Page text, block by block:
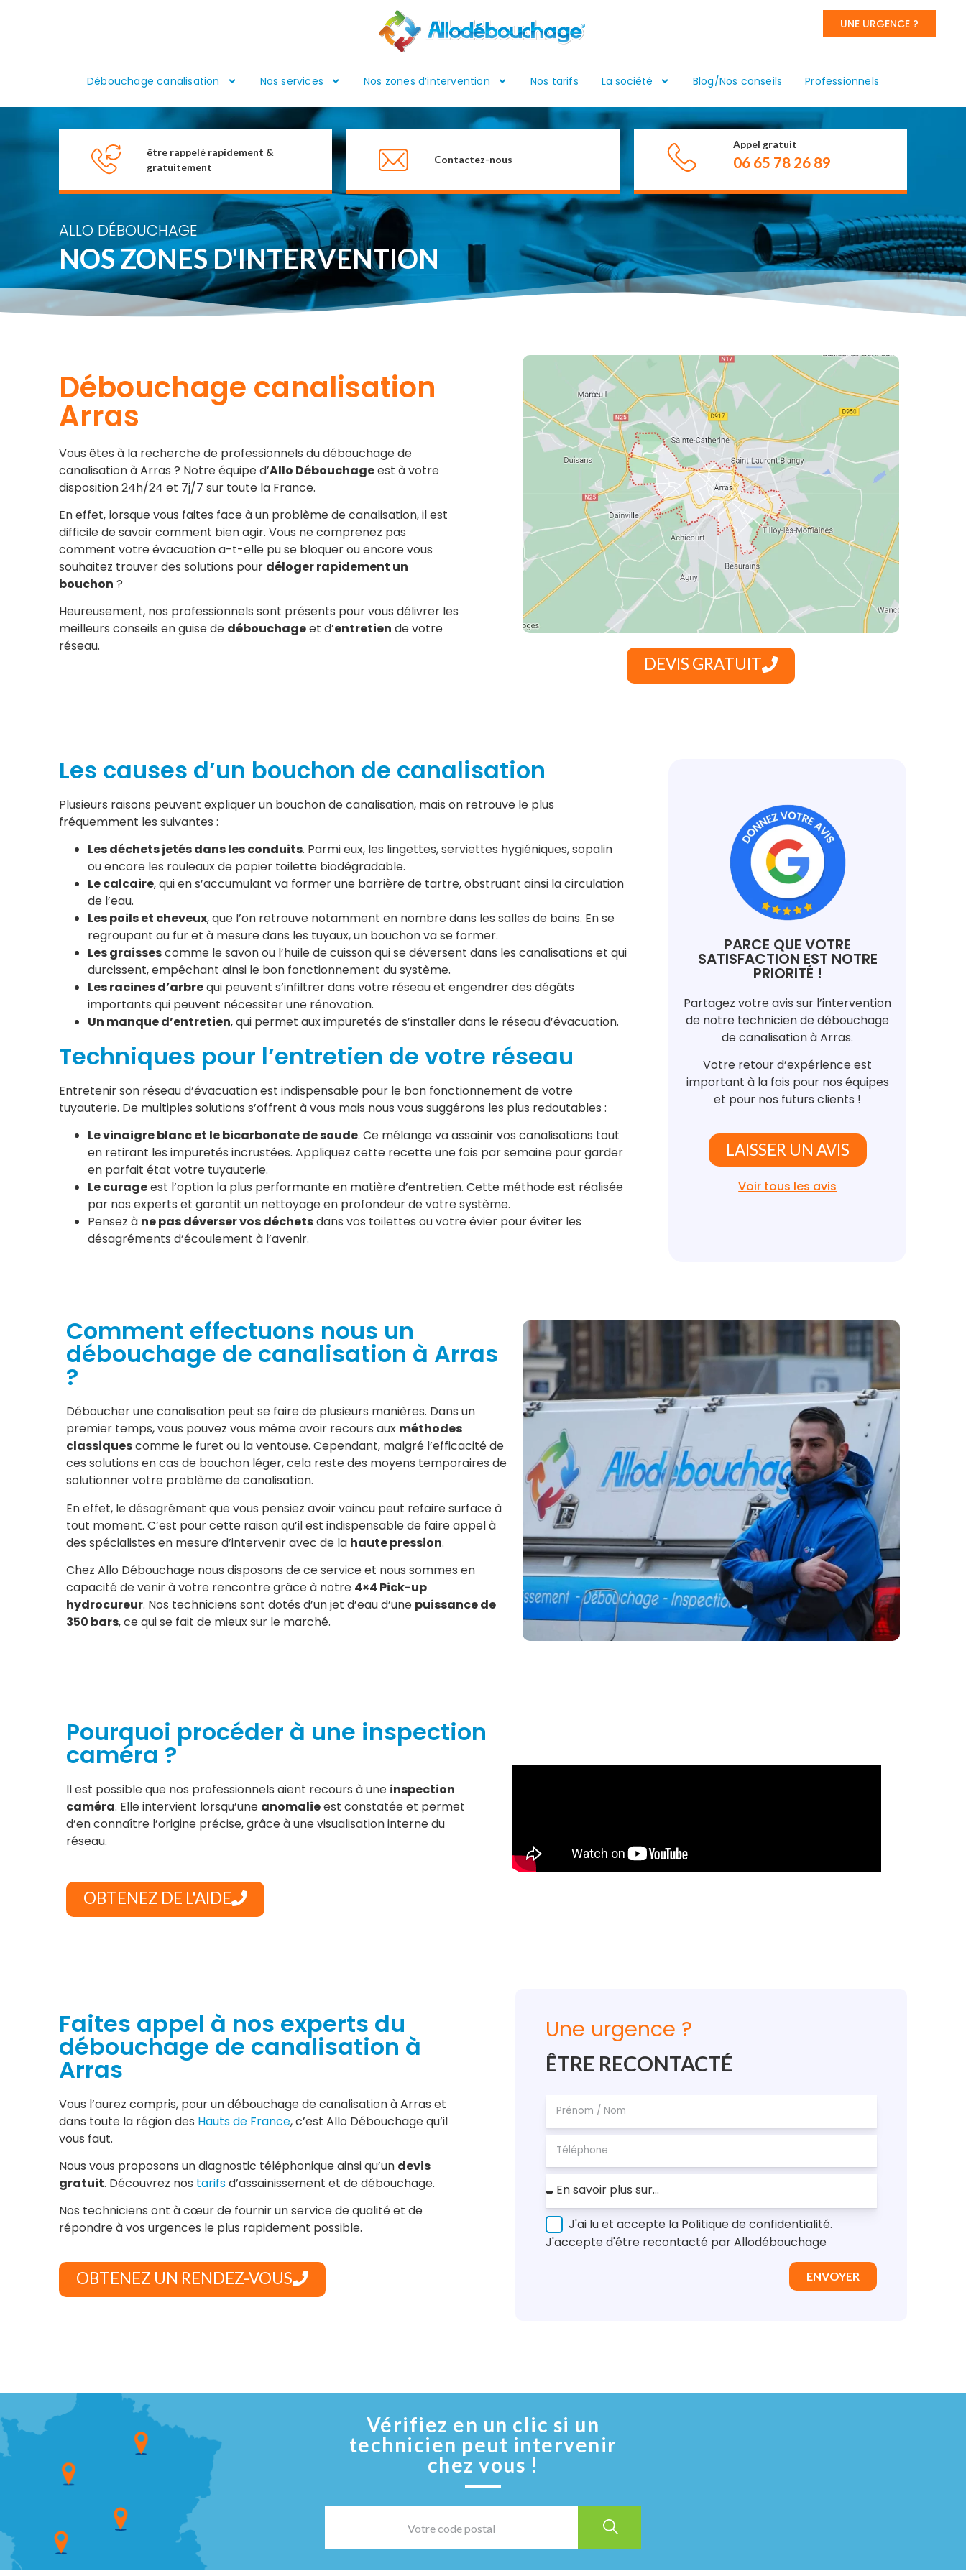
UNE URGENCE ?
Débouchage canalisation Nos services Nos zones d’intervention Nos tarifs La société Blog/Nos conseils Professionnels
être rappelé rapidement &
gratuitement
Contactez-nous
Appel gratuit
06 65 78 26 89
ALLO DÉBOUCHAGE
NOS ZONES D'INTERVENTION
Débouchage canalisation
Arras
Vous êtes à la recherche de professionnels du débouchage de
canalisation à Arras ? Notre équipe d’Allo Débouchageest à votre
disposition 24h/24 et 7j/7 sur toute la France.
En effet, lorsque vous faites face à un problème de canalisation, il est
difficile de savoir comment bien agir. Vous ne comprenez pas
comment votre évacuation a-t-elle pu se bloquer ou encore vous
souhaitez trouver des solutions pour déloger rapidement un
bouchon ?
Heureusement, nos professionnels sont présents pour vous délivrer les
meilleurs conseils en guise de débouchageet d’entretien de votre
réseau.
DEVIS GRATUIT
Les causes d’un bouchon de canalisation
Plusieurs raisons peuvent expliquer un bouchon de canalisation, mais on retrouve le plus
fréquemment les suivantes :
Les déchets jetés dans les conduits. Parmi eux, les lingettes, serviettes hygiéniques, sopalin
ou encore les rouleaux de papier toilette biodégradable.
Le calcaire, qui en s’accumulant va former une barrière de tartre, obstruant ainsi la circulation
de l’eau.
Les poils et cheveux, que l’on retrouve notamment en nombre dans les salles de bains. En se
regroupant au fur et à mesure dans les tuyaux, un bouchon va se former.
Les graissescomme le savon ou l’huile de cuisson qui se déversent dans les canalisations et qui
durcissent, empêchant ainsi le bon fonctionnement du système.
Les racines d’arbrequi peuvent s’infiltrer dans votre réseau et engendrer des dégâts
importants qui peuvent nécessiter une rénovation.
Un manque d’entretien, qui permet aux impuretés de s’installer dans le réseau d’évacuation.
Techniques pour l’entretien de votre réseau
Entretenir son réseau d’évacuation est indispensable pour le bon fonctionnement de votre
tuyauterie. De multiples solutions s’offrent à vous mais nous vous suggérons les plus redoutables :
Le vinaigre blanc et le bicarbonate de soude. Ce mélange va assainir vos canalisations tout
en retirant les impuretés incrustées. Appliquez cette recette une fois par semaine pour garder
en parfait état votre tuyauterie.
Le curageest l’option la plus performante en matière d’entretien. Cette méthode est réalisée
par nos experts et garantit un nettoyage en profondeur de votre système.
Pensez à ne pas déverser vos déchetsdans vos toilettes ou votre évier pour éviter les
désagréments d’écoulement à l’avenir.
PARCE QUE VOTRE
SATISFACTION EST NOTRE
PRIORITÉ !
Partagez votre avis sur l’intervention
de notre technicien de débouchage
de canalisation à Arras.
Votre retour d’expérience est
important à la fois pour nos équipes
et pour nos futurs clients !
LAISSER UN AVIS
Voir tous les avis
Comment effectuons nous un
débouchage de canalisation à Arras
?
Déboucher une canalisation peut se faire de plusieurs manières. Dans un
premier temps, vous pouvez vous même avoir recours aux méthodes
classiquescomme le furet ou la ventouse. Cependant, malgré l’efficacité de
ces solutions en cas de bouchon léger, cela reste des moyens temporaires de
solutionner votre problème de canalisation.
En effet, le désagrément que vous pensiez avoir vaincu peut refaire surface à
tout moment. C’est pour cette raison qu’il est indispensable de faire appel à
des spécialistes en mesure d’intervenir avec de la haute pression.
Chez Allo Débouchage nous disposons de ce service et nous sommes en
capacité de venir à votre rencontre grâce à notre 4×4 Pick-up
hydrocureur. Nos techniciens sont dotés d’un jet d’eau d’une puissance de
350 bars, ce qui se fait de mieux sur le marché.
Pourquoi procéder à une inspection
caméra ?
Il est possible que nos professionnels aient recours à une inspection
caméra. Elle intervient lorsqu’une anomalieest constatée et permet
d’en connaître l’origine précise, grâce à une visualisation interne du
réseau.
OBTENEZ DE L'AIDE
Faites appel à nos experts du
débouchage de canalisation à
Arras
Vous l’aurez compris, pour un débouchage de canalisation à Arras et
dans toute la région des Hauts de France, c’est Allo Débouchage qu’il
vous faut.
Nous vous proposons un diagnostic téléphonique ainsi qu’un devis
gratuit. Découvrez nos tarifsd’assainissement et de débouchage.
Nos techniciens ont à cœur de fournir un service de qualité et de
répondre à vos urgences le plus rapidement possible.
OBTENEZ UN RENDEZ-VOUS
Une urgence ?
ÊTRE RECONTACTÉ
J'ai lu et accepte la Politique de confidentialité.
J'accepte d'être recontacté par Allodébouchage
ENVOYER
Vérifiez en un clic si un
technicien peut intervenir
chez vous !